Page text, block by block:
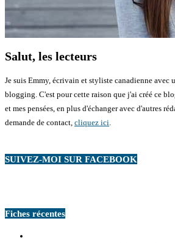
Salut, les lecteurs
Je suis Emmy, écrivain et styliste canadienne avec
blogging. C'est pour cette raison que j'ai créé ce
et mes pensées, en plus d'échanger avec d'autres
demande de contact, cliquez ici.
SUIVEZ-MOI SUR FACEBOOK
Fiches récentes